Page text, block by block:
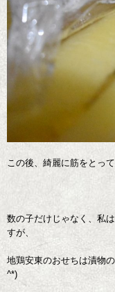
この後、綺麗に筋をとっ
数の子だけじゃなく、私
すが、
地鶏安東のおせちは漬物
^*)